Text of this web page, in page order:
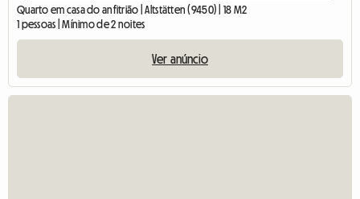
Quarto em casa do anfitrião | Altstätten (9450) | 18 M2
1 pessoas | Mínimo de 2 noites
Ver anúncio